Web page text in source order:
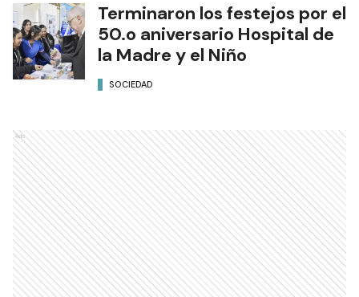
Terminaron los festejos por el
50.o aniversario Hospital de
la Madre y el Niño
SOCIEDAD
Ads